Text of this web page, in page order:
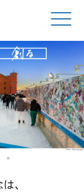
、